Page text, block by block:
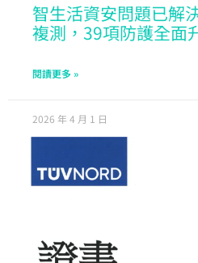
智生活資安問題已解
複測，39項防護全面
閱讀更多 »
2026 年 4 月 1 日